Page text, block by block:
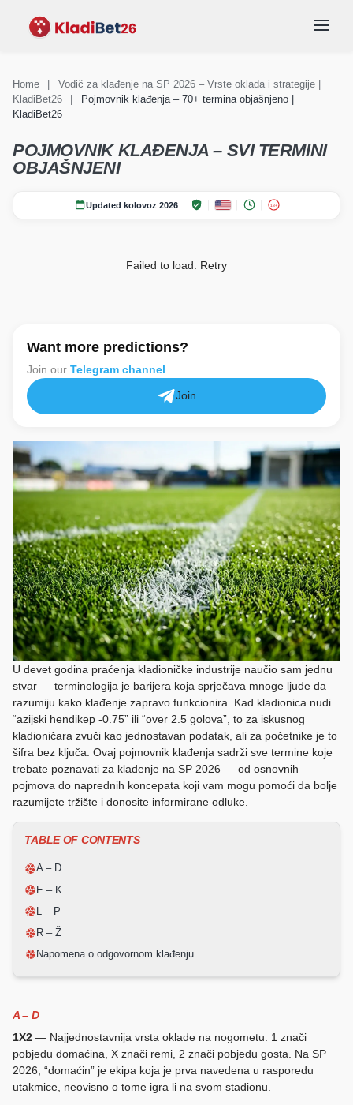
KLAĐENJE
Vijesti Svjetsko
Vijesti Svjetsko
SKUPINE
Home
Vodič za klađenje na SP 2026 – Vrste oklada i strategije |
KladiBet26
Pojmovnik klađenja – 70+ termina objašnjeno |
KladiBet26
POJMOVNIK KLAĐENJA – SVI TERMINI
OBJAŠNJENI
Updated kolovoz 2026 18+
Failed to load. Retry
Want more predictions?
Join our Telegram channel
Join
U devet godina praćenja kladioničke industrije naučio sam jednu
stvar — terminologija je barijera koja sprječava mnoge ljude da
razumiju kako klađenje zapravo funkcionira. Kad kladionica nudi
“azijski hendikep -0.75” ili “over 2.5 golova”, to za iskusnog
kladioničara zvuči kao jednostavan podatak, ali za početnike je to
šifra bez ključa. Ovaj pojmovnik klađenja sadrži sve termine koje
trebate poznavati za klađenje na SP 2026 — od osnovnih
pojmova do naprednih koncepata koji vam mogu pomoći da bolje
razumijete tržište i donosite informirane odluke.
TABLE OF CONTENTS
A – D
E – K
L – P
R – Ž
Napomena o odgovornom klađenju
A – D
1X2 — Najjednostavnija vrsta oklade na nogometu. 1 znači
pobjedu domaćina, X znači remi, 2 znači pobjedu gosta. Na SP
2026, “domaćin” je ekipa koja je prva navedena u rasporedu
utakmice, neovisno o tome igra li na svom stadionu.